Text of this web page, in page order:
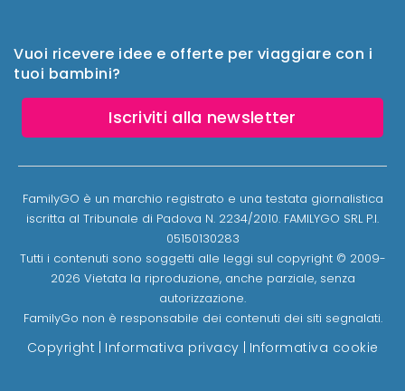
Vuoi ricevere idee e offerte per viaggiare con i
tuoi bambini?
Iscriviti alla newsletter
FamilyGO è un marchio registrato e una testata giornalistica
iscritta al Tribunale di Padova N. 2234/2010. FAMILYGO SRL P.I.
05150130283
Tutti i contenuti sono soggetti alle leggi sul copyright © 2009-
2026 Vietata la riproduzione, anche parziale, senza
autorizzazione.
FamilyGo non è responsabile dei contenuti dei siti segnalati.
Copyright Informativa privacy Informativa cookie